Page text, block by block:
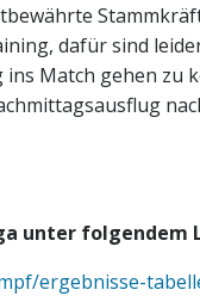
dafür sind
Match gehen zu
unter folgendem
ergebnisse-